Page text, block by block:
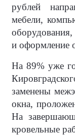
рублей
мебели,
и оформление
На 89% уже
заменены
окна,
На
кровельные